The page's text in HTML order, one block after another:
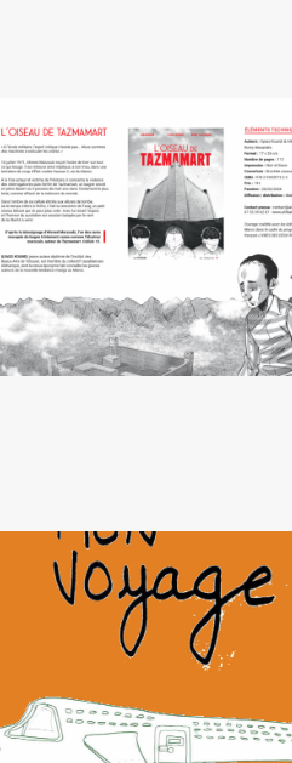
L’Oiseau de Tazmamart
ATELIER FANZINE « MON
VOYAGE »